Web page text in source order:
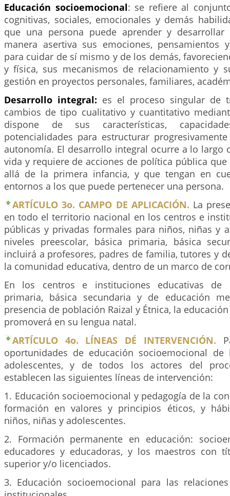
Educación socioemocional: se refiere al
cognitivas, sociales, emocionales y demás
que una persona puede aprender y desarrollar
manera asertiva sus emociones, pensamientos
para cuidar de sí mismo y de los demás,
y física, sus mecanismos de relacionamiento y
gestión en proyectos personales, familiares,
Desarrollo integral: es el proceso singular de
cambios de tipo cualitativo y cuantitativo
dispone de sus características,
potencialidades para estructurar
autonomía. El desarrollo integral ocurre a lo largo
vida y requiere de acciones de política pública
allá de la primera infancia, y que tengan en
entornos a los que puede pertenecer una persona.
ARTÍCULO 3o. CAMPO DE APLICACIÓN. La
en todo el territorio nacional en los centros e
públicas y privadas formales para niños, niñas y
niveles preescolar, básica primaria, básica
incluirá a profesores, padres de familia, tutores y
la comunidad educativa, dentro de un marco de
En los centros e instituciones educativas de
primaria, básica secundaria y de educación
presencia de población Raizal y Étnica, la
promoverá en su lengua natal.
ARTÍCULO 4o. LÍNEAS DÉ INTERVENCIÓN.
oportunidades de educación socioemocional
adolescentes, y de todos los actores del
establecen las siguientes líneas de intervención:
1. Educación socioemocional y pedagogía de la
formación en valores y principios éticos, y
niños, niñas y adolescentes.
2. Formación permanente en educación:
educadores y educadoras, y los maestros con
superior y/o licenciados.
3. Educación socioemocional para las